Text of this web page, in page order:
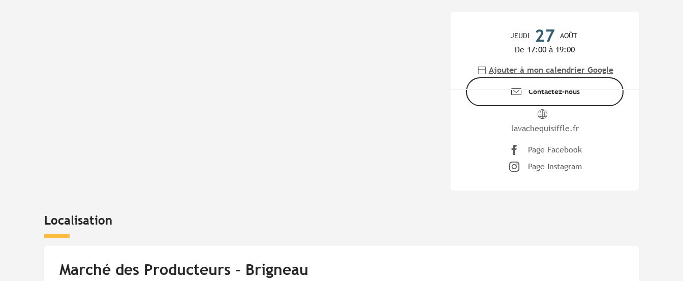
JEUDI 27 AOÛT
De 17:00 à 19:00
Ajouter à mon calendrier Google
Contactez-nous
lavachequisiffle.fr
Page Facebook
Page Instagram
Localisation
Marché des Producteurs - Brigneau